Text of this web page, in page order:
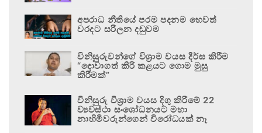
අපරාධ නීතියේ පරම පදනම හෙවත්
වරදට සරිලන දඬුවම
විනිසුරුවන්ගේ විශ්‍රාම වයස දීර්ඝ කිරීම
“දොවාගත් කිරි කළයට ගොම මුසු
කිරීමක්”
විනිසුරු විශ්‍රාම වයස දිගු කිරීමේ 22
ව්‍යවස්ථා සංශෝධනයට මහා
නාහිමිවරුන්ගෙන් විරෝධයක් නෑ